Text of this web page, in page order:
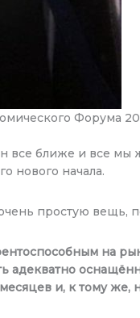
Форума
все ближе и все мы
нового начала.
простую вещь,
на
адекватно
и, к тому